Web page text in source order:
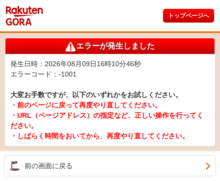
トップページへ
エラーが発生しました
発生日時：2026年08月09日16時10分46秒
エラーコード：-1001
大変お手数ですが、以下のいずれかをお試しください。
・前のページに戻って再度やり直してください。
・URL（ページアドレス）の指定など、正しい操作を行ってく
ださい。
・しばらく時間をおいてから、再度やり直してください。
前の画面に戻る